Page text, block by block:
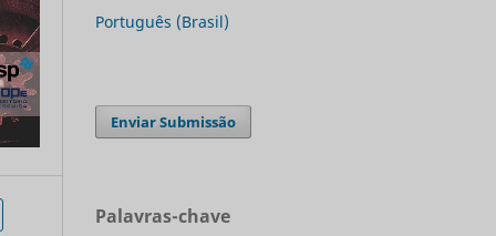
Português (Brasil)
Enviar Submissão
Palavras-chave